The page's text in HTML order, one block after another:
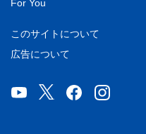
For You
このサイトについて
広告について